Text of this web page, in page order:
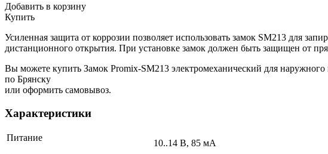
Добавить в корзину
Купить
Усиленная защита от коррозии позволяет использовать замок SM213 для
дистанционного открытия. При установке замок должен быть защищен от
Вы можете купить Замок Promix-SM213 электромеханический для наружного
по Брянску
или оформить самовывоз.
Характеристики
Питание
10..14 В, 85 мА